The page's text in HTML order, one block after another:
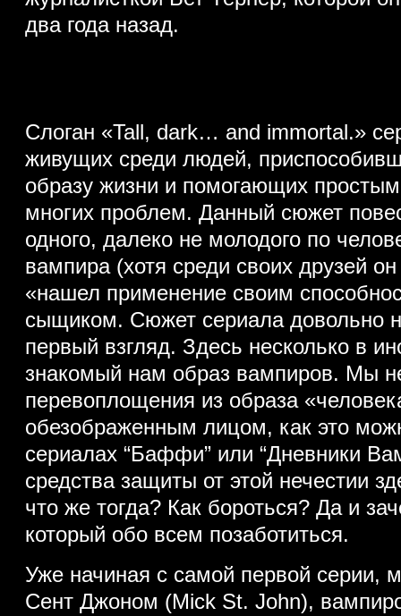
два года назад.
Слоган «Tall, dark… and immortal.»
живущих среди людей,
образу жизни и помогающих
многих проблем. Данный сюжет
одного, далеко не молодого по
вампира (хотя среди своих друзей
«нашел применение своим
сыщиком. Сюжет сериала довольно
первый взгляд. Здесь несколько в
знакомый нам образ вампиров. Мы
перевоплощения из образа
обезображенным лицом, как это
сериалах “Баффи” или “Дневники
средства защиты от этой нечестии
что же тогда? Как бороться? Да и
который обо всем позаботиться.
Уже начиная с самой первой серии,
Сент Джоном (Mick St. John),